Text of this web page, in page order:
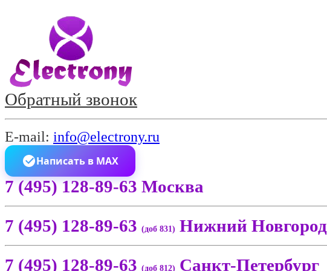
Обратный звонок
E-mail: info@electrony.ru
Написать в MAX
7 (495) 128-89-63 Москва
7 (495) 128-89-63 (доб 831) Нижний Новгород
7 (495) 128-89-63 (доб 812) Санкт-Петербург